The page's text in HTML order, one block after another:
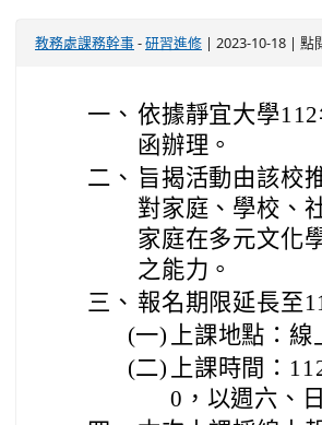
教務處課務幹事 - 研習進修 | 2023-10-18 | 點
一、 依據靜宜大學
函辦理。
二、 旨揭活動由該校
對家庭、學校、
家庭在多元文化
之能力。
三、 報名期限延長至
(一) 上課地點：
(二) 上課時間：
0，以週六、